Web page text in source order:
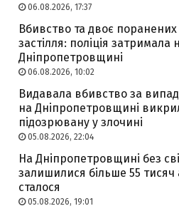
06.08.2026, 17:37
Вбивство та двоє поранених
застілля: поліція
Дніпропетровщині
06.08.2026, 10:02
Видавала вбивство за
на Дніпропетровщині
підозрювану у злочині
05.08.2026, 22:04
На Дніпропетровщині без
залишилися більше 55
сталося
05.08.2026, 19:01